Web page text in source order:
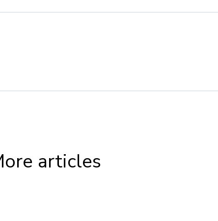
articles